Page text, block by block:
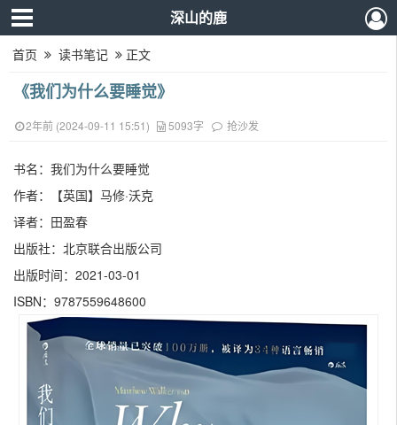
深山的鹿
首页 读书笔记 正文
《我们为什么要睡觉》
2年前 (2024-09-11 15:51) 5093字 抢沙发
书名：我们为什么要睡觉
作者：【英国】马修·沃克
译者：田盈春
出版社：北京联合出版公司
出版时间：2021-03-01
ISBN：9787559648600